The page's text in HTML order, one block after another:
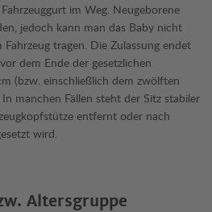
im Weg. Neugeborene
jedoch kann man das Baby nicht
tragen. Die Zulassung endet
dem Ende der gesetzlichen
(bzw. einschließlich dem zwölften
manchen Fällen steht der Sitz stabiler
entfernt oder nach
wird.
Altersgruppe